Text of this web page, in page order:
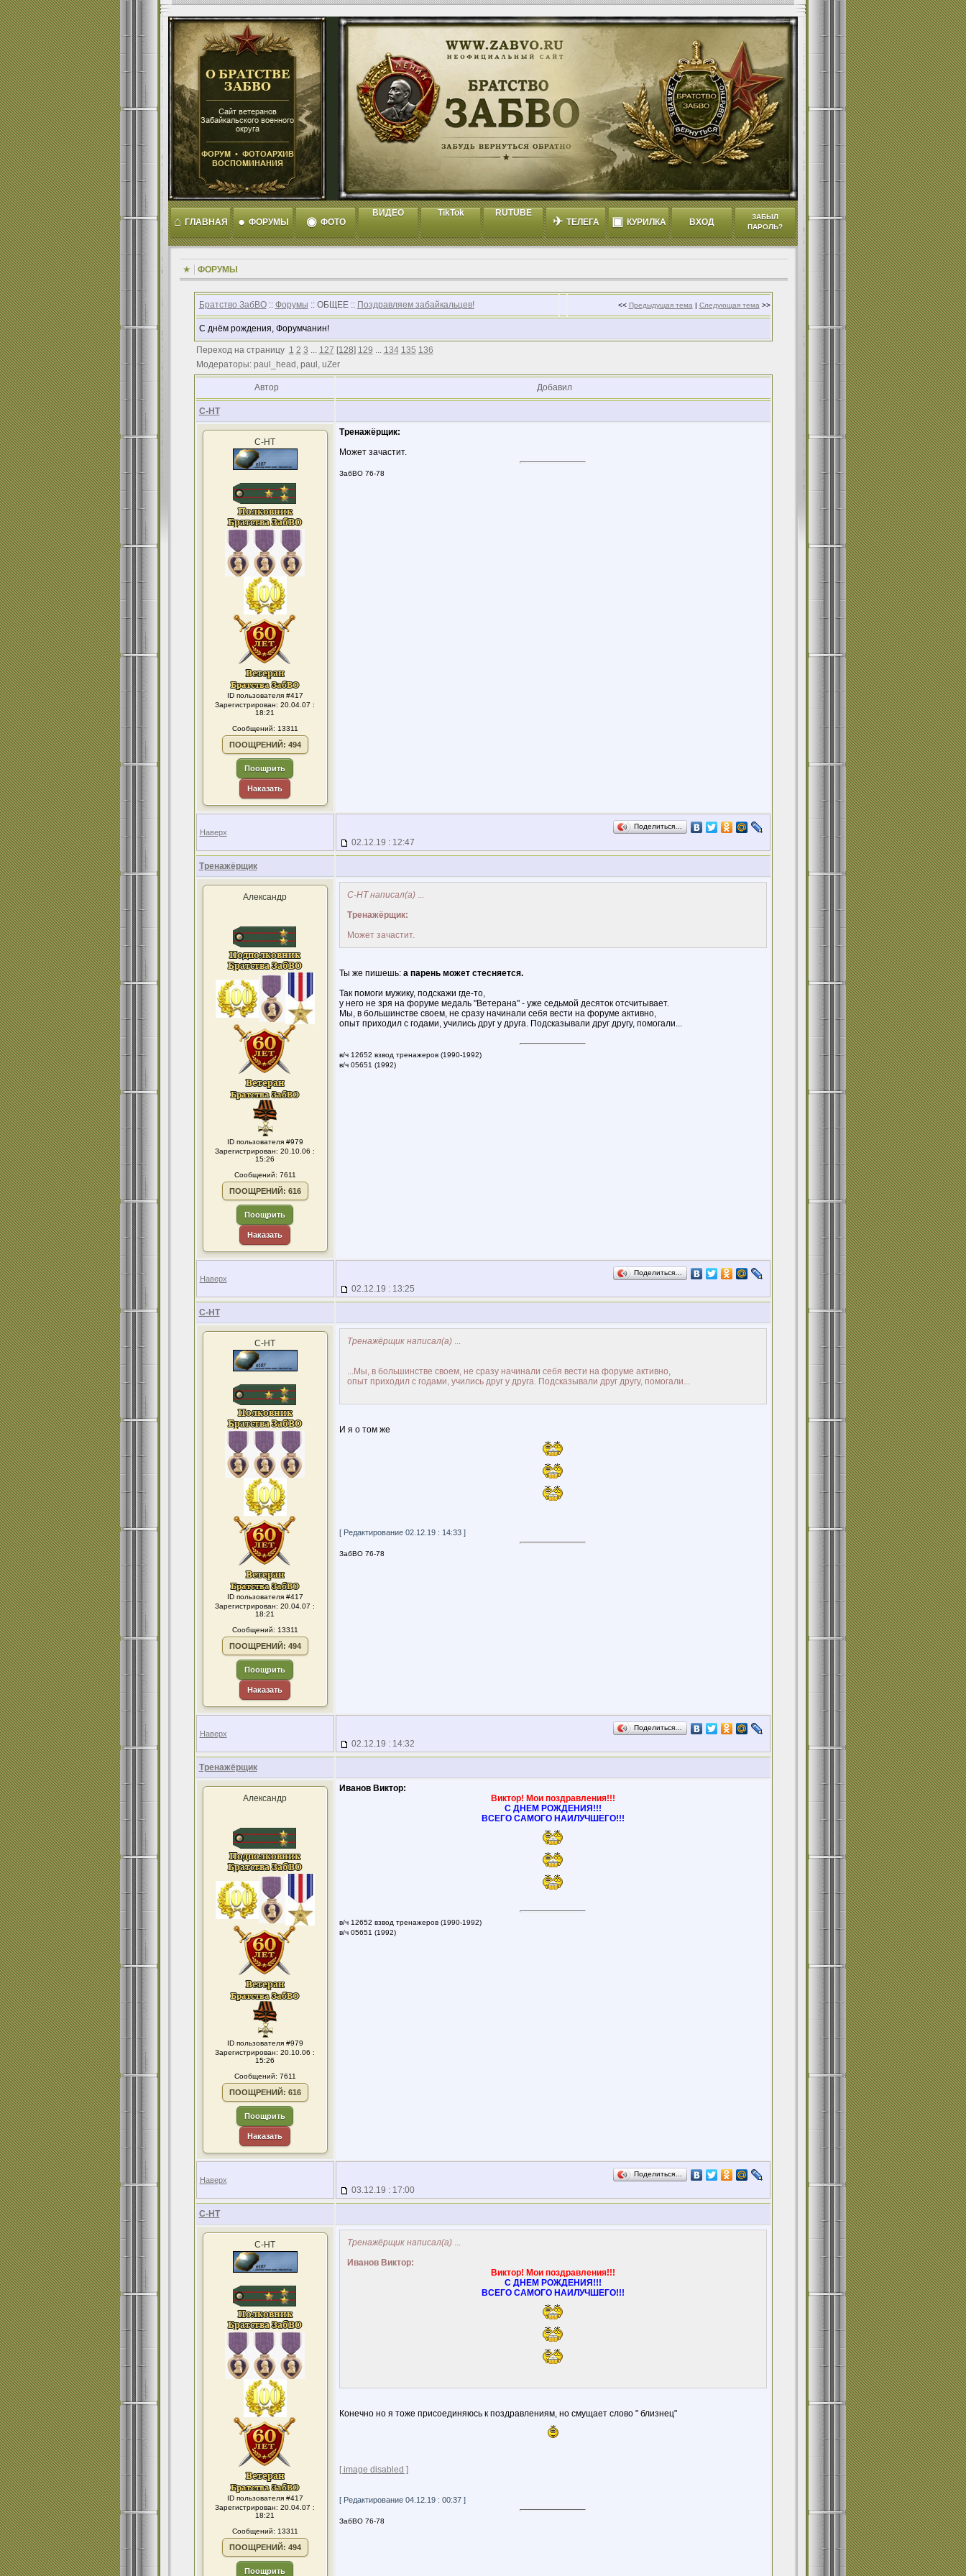
⌂ ГЛАВНАЯ ● ФОРУМЫ ◉ ФОТО
ВИДЕО TikTok RUTUBE
✈ ТЕЛЕГА ▣ КУРИЛКА ВХОД
ЗАБЫЛ
ПАРОЛЬ?
ФОРУМЫ
Братство ЗабВО:: Форумы :: ОБЩЕЕ :: Поздравляем забайкальцев! << Предыдущая тема | Следующая тема >>
С днём рождения, Форумчанин!
Переход на страницу 1 2 3 ... 127 [128] 129 ... 134 135 136
Модераторы: paul_head, paul, uZer
Автор Добавил
С-НТ
С-НТ
ID пользователя #417
Зарегистрирован: 20.04.07 :
18:21
Сообщений: 13311
ПООЩРЕНИЙ: 494
Поощрить
Наказать
Тренажёрщик:
Может зачастит.
ЗабВО 76-78
Наверх
Поделиться…
02.12.19 : 12:47
Тренажёрщик
Александр
ID пользователя #979
Зарегистрирован: 20.10.06 :
15:26
Сообщений: 7611
ПООЩРЕНИЙ: 616
Поощрить
Наказать
С-НТ написал(а)...
Тренажёрщик:
Может зачастит.
Ты же пишешь: а парень может стесняется.
Так помоги мужику, подскажи где-то,
у него не зря на форуме медаль "Ветерана" - уже седьмой десяток отсчитывает.
Мы, в большинстве своем, не сразу начинали себя вести на форуме активно,
опыт приходил с годами, учились друг у друга. Подсказывали друг другу, помогали...
в/ч 12652 взвод тренажеров (1990-1992)
в/ч 05651 (1992)
Наверх
Поделиться…
02.12.19 : 13:25
С-НТ
С-НТ
ID пользователя #417
Зарегистрирован: 20.04.07 :
18:21
Сообщений: 13311
ПООЩРЕНИЙ: 494
Поощрить
Наказать
Тренажёрщик написал(а)...
...Мы, в большинстве своем, не сразу начинали себя вести на форуме активно,
опыт приходил с годами, учились друг у друга. Подсказывали друг другу, помогали...
И я о том же
[ Редактирование 02.12.19 : 14:33 ]
ЗабВО 76-78
Наверх
Поделиться…
02.12.19 : 14:32
Тренажёрщик
Александр
ID пользователя #979
Зарегистрирован: 20.10.06 :
15:26
Сообщений: 7611
ПООЩРЕНИЙ: 616
Поощрить
Наказать
Иванов Виктор:
Виктор! Мои поздравления!!!
С ДНЕМ РОЖДЕНИЯ!!!
ВСЕГО САМОГО НАИЛУЧШЕГО!!!
в/ч 12652 взвод тренажеров (1990-1992)
в/ч 05651 (1992)
Наверх
Поделиться…
03.12.19 : 17:00
С-НТ
С-НТ
ID пользователя #417
Зарегистрирован: 20.04.07 :
18:21
Сообщений: 13311
ПООЩРЕНИЙ: 494
Поощрить
Тренажёрщик написал(а)...
Иванов Виктор:
Виктор! Мои поздравления!!!
С ДНЕМ РОЖДЕНИЯ!!!
ВСЕГО САМОГО НАИЛУЧШЕГО!!!
Конечно но я тоже присоединяюсь к поздравлениям, но смущает слово " близнец"
[ image disabled ]
[ Редактирование 04.12.19 : 00:37 ]
ЗабВО 76-78